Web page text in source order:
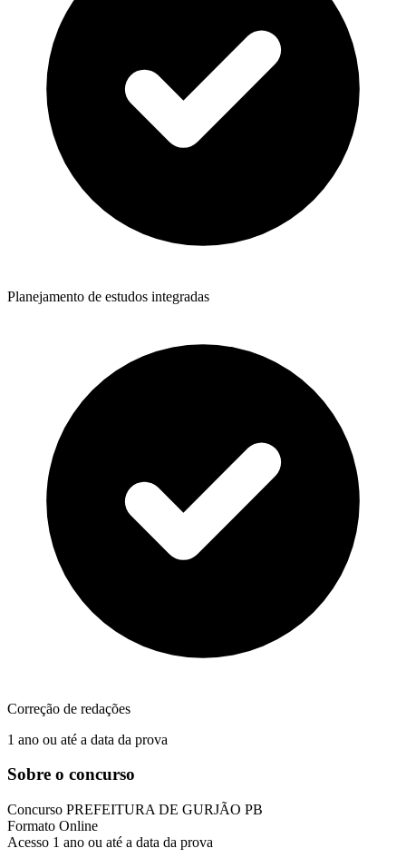
Planejamento de estudos integradas
Correção de redações
1 ano ou até a data da prova
Sobre o concurso
Concurso PREFEITURA DE GURJÃO PB
Formato Online
Acesso 1 ano ou até a data da prova